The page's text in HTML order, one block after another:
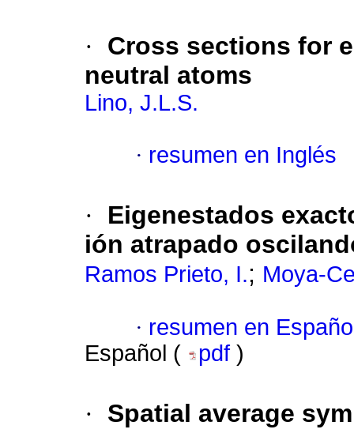
·
Cross sections for
neutral atoms
Lino, J.L.S.
· resumen en Inglés
·
Eigenestados
ión atrapado
Ramos Prieto, I.; Moya-
· resumen en
Español (
pdf )
·
Spatial average